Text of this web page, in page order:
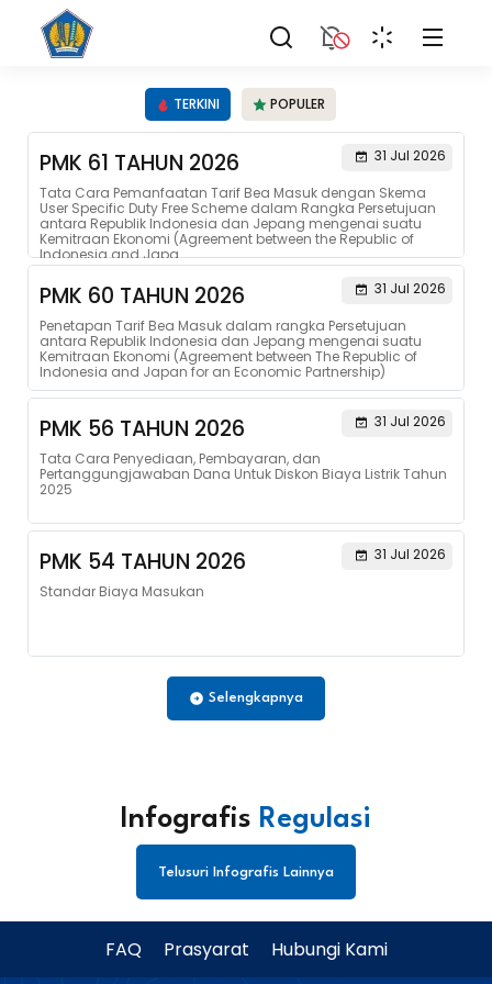
TERKINI POPULER
PMK 61 TAHUN 2026
31 Jul 2026
Tata Cara Pemanfaatan Tarif Bea Masuk dengan Skema
User Specific Duty Free Scheme dalam Rangka Persetujuan
antara Republik Indonesia dan Jepang mengenai suatu
Kemitraan Ekonomi (Agreement between the Republic of
Indonesia and Japa...
PMK 60 TAHUN 2026
31 Jul 2026
Penetapan Tarif Bea Masuk dalam rangka Persetujuan
antara Republik Indonesia dan Jepang mengenai suatu
Kemitraan Ekonomi (Agreement between The Republic of
Indonesia and Japan for an Economic Partnership)
PMK 56 TAHUN 2026
31 Jul 2026
Tata Cara Penyediaan, Pembayaran, dan
Pertanggungjawaban Dana Untuk Diskon Biaya Listrik Tahun
2025
PMK 54 TAHUN 2026
31 Jul 2026
Standar Biaya Masukan
Selengkapnya
Infografis Regulasi
Telusuri Infografis Lainnya
FAQ Prasyarat Hubungi Kami